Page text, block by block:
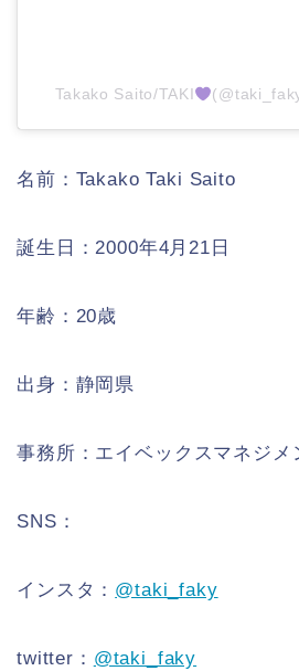
Takako Saito/TAKI
名前：Takako Taki Saito
誕生日：2000年4月21日
年齢：20歳
出身：静岡県
事務所：エイベックスマネジメ
SNS：
インスタ： @taki_faky
twitter： @taki_faky